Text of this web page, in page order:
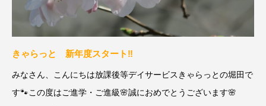
きゃらっと 新年度スタート‼
みなさん、こんにちは放課後等デイサービスきゃらっとの堀田で
す🐾この度はご進学・ご進級🌸誠におめでとうございます🌸